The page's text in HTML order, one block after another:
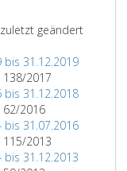
zuletzt geändert
bis 31.12.2019
138/2017
bis 31.12.2018
62/2016
bis 31.07.2016
115/2013
bis 31.12.2013